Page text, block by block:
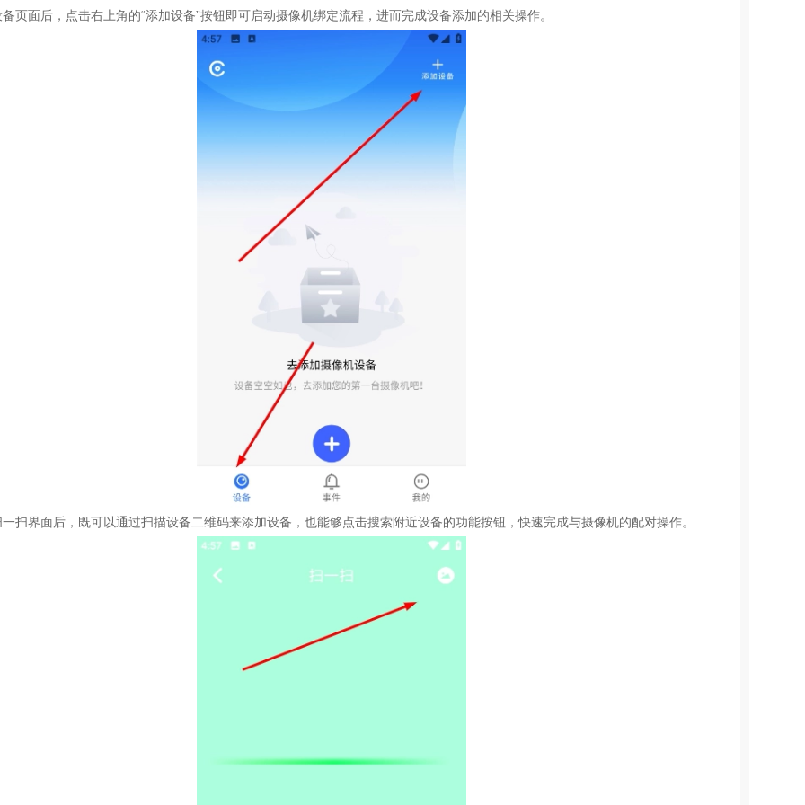
页面后，点击右上角的“添加设备”按钮即可启动摄像机绑定流程，进而完成设备添加的相关操作。
扫界面后，既可以通过扫描设备二维码来添加设备，也能够点击搜索附近设备的功能按钮，快速完成与摄像机的配对操作。